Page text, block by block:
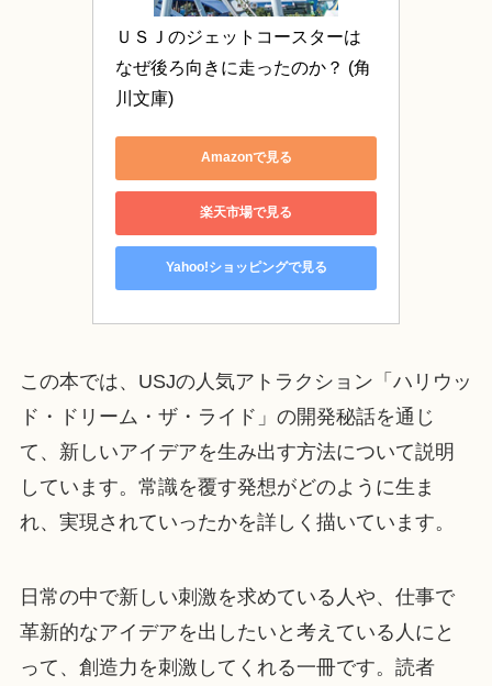
ＵＳＪのジェットコースターは
なぜ後ろ向きに走ったのか？ (角
川文庫)
Amazonで見る
楽天市場で見る
Yahoo!ショッピングで見る
この本では、USJの人気アトラクション「ハリウッ
ド・ドリーム・ザ・ライド」の開発秘話を通じ
て、新しいアイデアを生み出す方法について説明
しています。常識を覆す発想がどのように生ま
れ、実現されていったかを詳しく描いています。
日常の中で新しい刺激を求めている人や、仕事で
革新的なアイデアを出したいと考えている人にと
って、創造力を刺激してくれる一冊です。読者